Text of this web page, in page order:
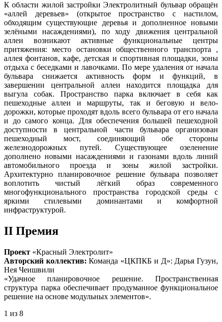
К области жилой застройки Электролитный бульвар обращён
«аллей деревьев» (открытое пространство с настилом,
обходящим существующие деревья и дополненное новыми
зелёными насаждениями), по ходу движения центральной
аллеи возникают активные функциональные центры
притяжения: место остановки общественного транспорта ,
аллея фонтанов, кафе, детская и спортивная площадки, зоны
отдыха с беседками и лавочками. По мере удаления от начала
бульвара снижается активность форм и функций, в
завершении центральной аллеи находится площадка для
выгула собак. Пространство парка включает в себя как
пешеходные аллеи и маршруты, так и беговую и вело-
дорожки, которые проходят вдоль всего бульвара от его начала
и до самого конца. Для обеспечения большей пешеходной
доступности в центральной части бульвара организован
пешеходный мост, соединяющий обе стороны
железнодорожных путей. Существующее озеленение
дополнено новыми насаждениями и газонами вдоль линий
автомобильного проезда и зоны жилой застройки.
Архитектурно планировочное решение бульвара позволяет
воплотить чистый лёгкий образ современного
многофункционального пространства городской среды с
яркими стилевыми доминантами и комфортной
инфраструктурой.
II Премия
Проект «Красный Электролит»
Авторский коллектив: Команда «ЦКПКБ и Д»: Дарья Гузун,
Нея Чеишвили
«Удачное планировочное решение. Пространственная
структура парка обеспечивает продуманное функциональное
решение на основе модульных элементов».
1 из 8